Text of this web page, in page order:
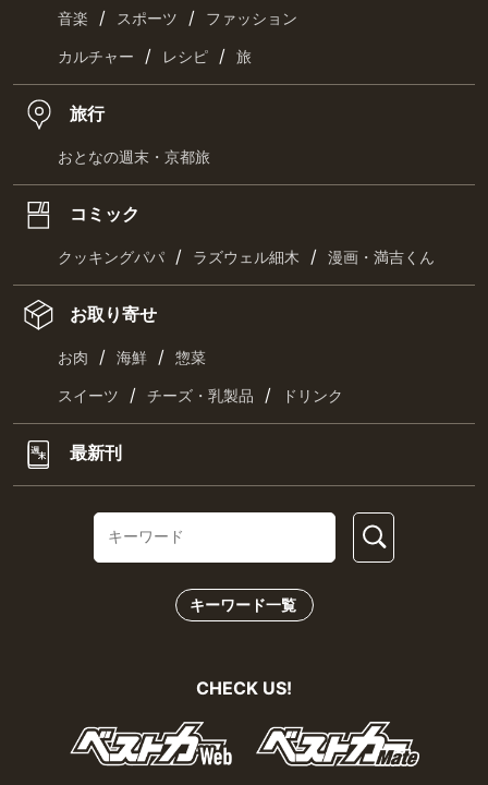
音楽 / スポーツ / ファッション
カルチャー / レシピ / 旅
旅行
おとなの週末・京都旅
コミック
クッキングパパ / ラズウェル細木 / 漫画・満吉くん
お取り寄せ
お肉 / 海鮮 / 惣菜
スイーツ / チーズ・乳製品 / ドリンク
最新刊
キーワード一覧
CHECK US!